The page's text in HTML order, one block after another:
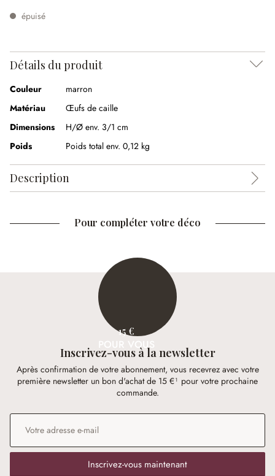
épuisé
Détails du produit
Couleur
marron
Matériau
Œufs de caille
Dimensions
H/Ø env. 3/1 cm
Poids
Poids total env. 0,12 kg
Description
Pour compléter votre déco
15 €
POUR VOUS
Inscrivez-vous à la newsletter
Après confirmation de votre abonnement, vous recevrez avec votre
première newsletter un bon d'achat de 15 €¹ pour votre prochaine
commande.
Adresse e-mail
Inscrivez-vous maintenant